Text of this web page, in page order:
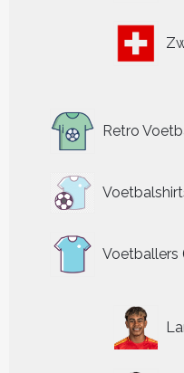
Retro
Voetballers